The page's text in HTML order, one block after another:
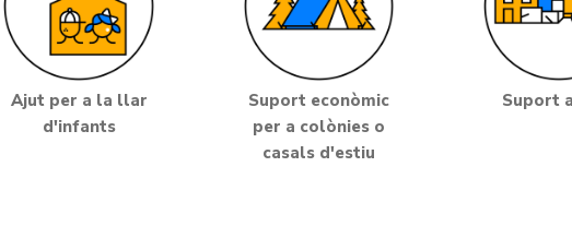
Ajut per a la llar
d'infants
Suport econòmic
per a colònies o
casals d'estiu
Suport